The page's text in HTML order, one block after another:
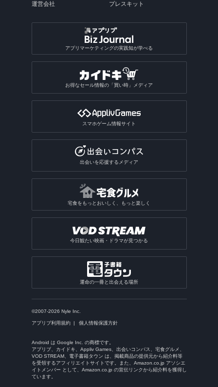
運営会社 プレスキット
アプリマーケティングの実践知が学べる
お得なセール情報の「買い時」メディア
スマホゲーム情報サイト
出会いを応援するメディア
宅食をもっとおいしく、もっと楽しく
今日観たい映画・ドラマが見つかる
運命の一冊と出会える場所
©2007-2026 Nyle Inc.
アプリブ利用規約 個人情報保護方針
Android は Google Inc. の商標です。
アプリブ、カイドキ、Appliv Games、出会いコンパス、宅食グルメ、
VOD STREAM、電子書籍タウン は、掲載商品の提供元から紹介料等
を受領するアフィリエイトサイトです。また、Amazon.co.jp アソシエ
イトメンバー として、Amazon.co.jp の宣伝リンクから紹介料を獲得し
ています。